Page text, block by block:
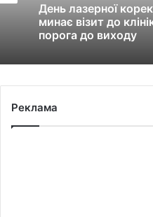
День лазерної
минає візит до
порога до виходу
Реклама